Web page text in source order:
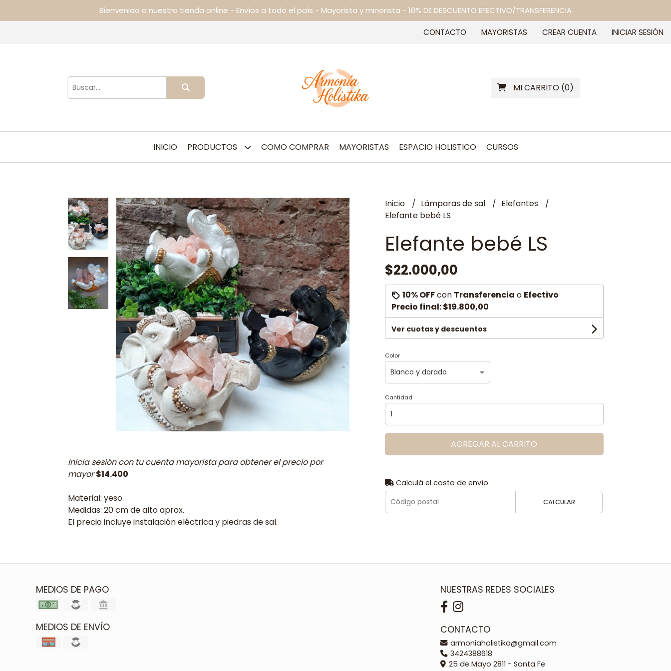
Bienvenido a nuestra tienda online - Envíos a todo el país - Mayorista y minorista - 10% DE DESCUENTO EFECTIVO/TRANSFERENCIA
CONTACTO MAYORISTAS CREAR CUENTA INICIAR SESIÓN
MI CARRITO(0)
INICIO PRODUCTOS COMO COMPRAR MAYORISTAS ESPACIO HOLISTICO CURSOS
Inicia sesión con tu cuenta mayorista para obtener el precio por
mayor$14.400
Material: yeso.
Medidas: 20 cm de alto aprox.
El precio incluye instalación eléctrica y piedras de sal.
Inicio Lámparas de sal
Elefantes
Elefante bebé LS
Elefante bebé LS
$22.000,00
10% OFFcon Transferencia o Efectivo
Precio final:$19.800,00
Ver cuotas y descuentos
Color
Cantidad
AGREGAR AL CARRITO
Calculá el costo de envío
CALCULAR
MEDIOS DE PAGO
MEDIOS DE ENVÍO
NUESTRAS REDES SOCIALES
CONTACTO
armoniaholistika@gmail.com
3424388618
25 de Mayo 2811 - Santa Fe